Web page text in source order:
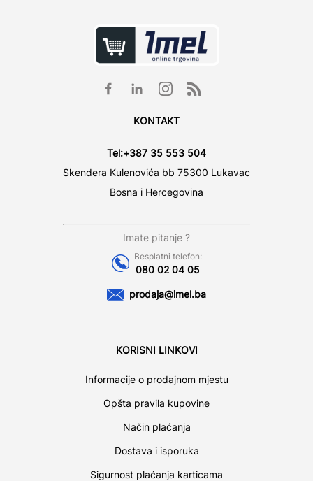
KONTAKT
Tel:+387 35 553 504
Skendera Kulenovića bb 75300 Lukavac
Bosna i Hercegovina
Imate pitanje ?
Besplatni telefon:
080 02 04 05
prodaja@imel.ba
KORISNI LINKOVI
Informacije o prodajnom mjestu
Opšta pravila kupovine
Način plaćanja
Dostava i isporuka
Sigurnost plaćanja karticama